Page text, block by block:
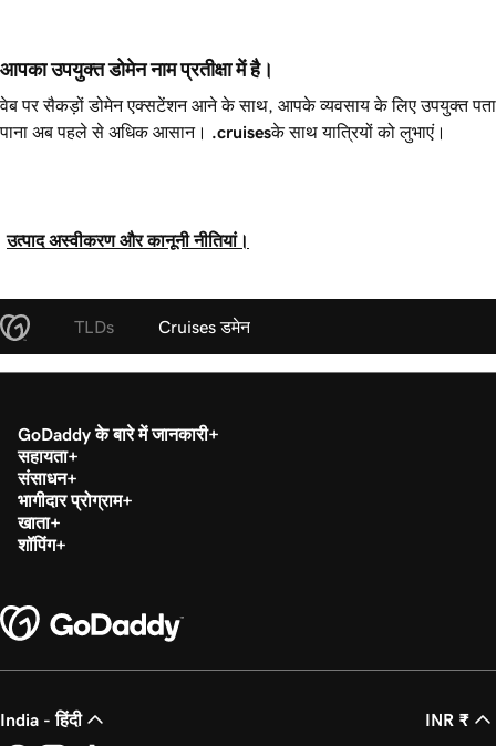
आपका उपयुक्त डोमेन नाम प्रतीक्षा में है।
वेब पर सैकड़ों डोमेन एक्सटेंशन आने के साथ, आपके व्यवसाय के लिए उपयुक्त पता
पाना अब पहले से अधिक आसान।
.cruisesके साथ यात्रियों को लुभाएं।
उत्पाद अस्वीकरण और कानूनी नीतियां।
TLDs Cruises डमेन
GoDaddy के बारे में जानकारी
सहायता
संसाधन
भागीदार प्रोग्राम
खाता
शॉपिंग
India - हिंदी INR ₹